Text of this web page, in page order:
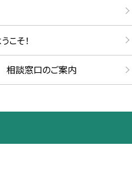
こそ！
相談窓口のご案内